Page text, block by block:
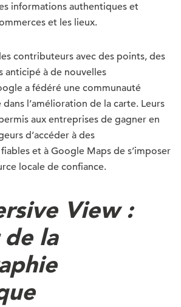
informations authentiques et
et les lieux.
contributeurs avec des points, des
anticipé à de nouvelles
a fédéré une communauté
l’amélioration de la carte. Leurs
aux entreprises de gagner en
d’accéder à des
et à Google Maps de s’imposer
locale de confiance.
View :
de la